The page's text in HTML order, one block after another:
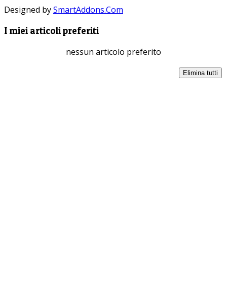
Designed bySmartAddons.Com
I miei articoli preferiti
nessun articolo preferito